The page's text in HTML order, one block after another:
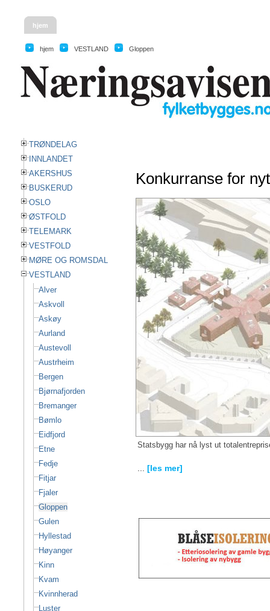
hjem
hjem VESTLAND Gloppen
TRØNDELAG
INNLANDET
AKERSHUS
BUSKERUD
OSLO
ØSTFOLD
TELEMARK
VESTFOLD
MØRE OG ROMSDAL
VESTLAND
Alver
Askvoll
Askøy
Aurland
Austevoll
Austrheim
Bergen
Bjørnafjorden
Bremanger
Bømlo
Eidfjord
Etne
Fedje
Fitjar
Fjaler
Gloppen
Gulen
Hyllestad
Høyanger
Kinn
Kvam
Kvinnherad
Luster
Konkurranse for
Statsbygg har nå lyst ut
[les mer]